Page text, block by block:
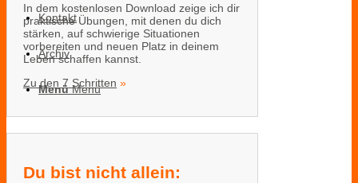
Kontakt
Archiv
Menü Menü
In dem kostenlosen Download zeige ich dir
praktische Übungen, mit denen du dich
stärken, auf schwierige Situationen
vorbereiten und neuen Platz in deinem
Leben schaffen kannst.
Zu den 7 Schritten »
Du bist nicht allein: